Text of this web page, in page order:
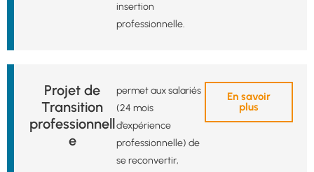
insertion
professionnelle.
Projet de
Transition
professionnell
e
permet aux salariés
(24 mois
d’expérience
professionnelle) de
se reconvertir,
En savoir
plus